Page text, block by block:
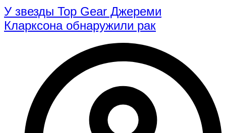
У звезды Top Gear Джереми
Кларксона обнаружили рак